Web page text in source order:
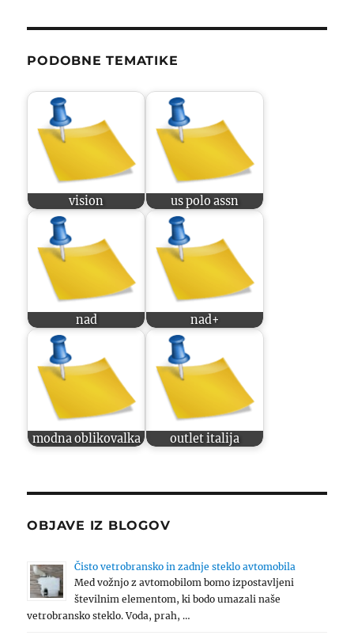
PODOBNE TEMATIKE
vision us polo assn
nad nad+
modna oblikovalka outlet italija
OBJAVE IZ BLOGOV
Čisto vetrobransko in zadnje steklo avtomobila
Med vožnjo z avtomobilom bomo izpostavljeni
številnim elementom, ki bodo umazali naše
vetrobransko steklo. Voda, prah, …